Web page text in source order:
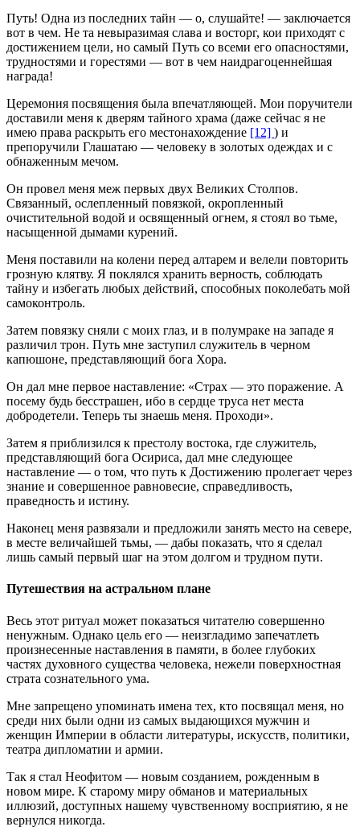
Путь! Одна из последних тайн — о, слушайте! — заключается
вот в чем. Не та невыразимая слава и восторг, кои приходят с
достижением цели, но самый Путь со всеми его опасностями,
трудностями и горестями — вот в чем наидрагоценнейшая
награда!
Церемония посвящения была впечатляющей. Мои поручители
доставили меня к дверям тайного храма (даже сейчас я не
имею права раскрыть его местонахождение [12] ) и
препоручили Глашатаю — человеку в золотых одеждах и с
обнаженным мечом.
Он провел меня меж первых двух Великих Столпов.
Связанный, ослепленный повязкой, окропленный
очистительной водой и освященный огнем, я стоял во тьме,
насыщенной дымами курений.
Меня поставили на колени перед алтарем и велели повторить
грозную клятву. Я поклялся хранить верность, соблюдать
тайну и избегать любых действий, способных поколебать мой
самоконтроль.
Затем повязку сняли с моих глаз, и в полумраке на западе я
различил трон. Путь мне заступил служитель в черном
капюшоне, представляющий бога Хора.
Он дал мне первое наставление: «Страх — это поражение. А
посему будь бесстрашен, ибо в сердце труса нет места
добродетели. Теперь ты знаешь меня. Проходи».
Затем я приблизился к престолу востока, где служитель,
представляющий бога Осириса, дал мне следующее
наставление — о том, что путь к Достижению пролегает через
знание и совершенное равновесие, справедливость,
праведность и истину.
Наконец меня развязали и предложили занять место на севере,
в месте величайшей тьмы, — дабы показать, что я сделал
лишь самый первый шаг на этом долгом и трудном пути.
Путешествия на астральном плане
Весь этот ритуал может показаться читателю совершенно
ненужным. Однако цель его — неизгладимо запечатлеть
произнесенные наставления в памяти, в более глубоких
частях духовного существа человека, нежели поверхностная
страта сознательного ума.
Мне запрещено упоминать имена тех, кто посвящал меня, но
среди них были одни из самых выдающихся мужчин и
женщин Империи в области литературы, искусств, политики,
театра дипломатии и армии.
Так я стал Неофитом — новым созданием, рожденным в
новом мире. К старому миру обманов и материальных
иллюзий, доступных нашему чувственному восприятию, я не
вернулся никогда.